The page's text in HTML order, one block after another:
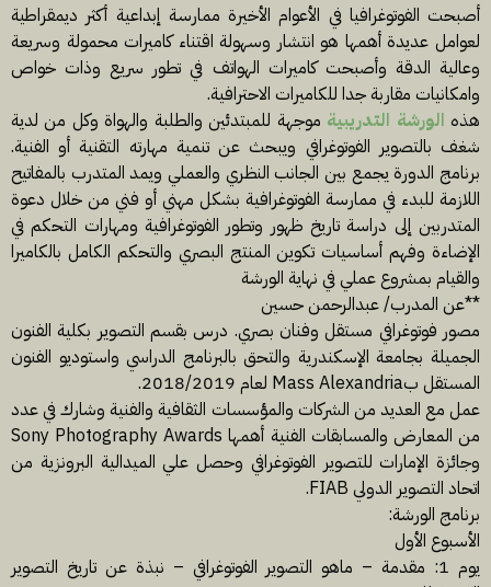
أصبحت الفوتوغرافيا في الأعوام الأخيرة ممارسة إبداعية أكثر ديمقراطية
لعوامل عديدة أهمها هو انتشار وسهولة اقتناء كاميرات محمولة وسريعة
وعالية الدقة وأصبحت كاميرات الهواتف في تطور سريع وذات خواص
وامكانيات مقاربة جدا للكاميرات الاحترافية.
هذه الورشة التدريبية موجهة للمبتدئين والطلبة والهواة وكل من لدية
شغف بالتصوير الفوتوغرافي ويبحث عن تنمية مهارته التقنية أو الفنية.
برنامج الدورة يجمع بين الجانب النظري والعملي ويمد المتدرب بالمفاتيح
اللازمة للبدء في ممارسة الفوتوغرافية بشكل مهني أو فني من خلال دعوة
المتدربين إلى دراسة تاريخ ظهور وتطور الفوتوغرافية ومهارات التحكم في
الإضاءة وفهم أساسيات تكوين المنتج البصري والتحكم الكامل بالكاميرا
والقيام بمشروع عملي في نهاية الورشة
**عن المدرب/ عبدالرحمن حسين
مصور فوتوغرافي مستقل وفنان بصري. درس بقسم التصوير بكلية الفنون
الجميلة بجامعة الإسكندرية والتحق بالبرنامج الدراسي واستوديو الفنون
المستقل بMass Alexandria لعام 2018/2019.
عمل مع العديد من الشركات والمؤسسات الثقافية والفنية وشارك في عدد
من المعارض والمسابقات الفنية أهمها Sony Photography Awards
وجائزة الإمارات للتصوير الفوتوغرافي وحصل علي الميدالية البرونزية من
اتحاد التصوير الدولي FIAB.
برنامج الورشة:
الأسبوع الأول
يوم 1: مقدمة – ماهو التصوير الفوتوغرافي – نبذة عن تاريخ التصوير